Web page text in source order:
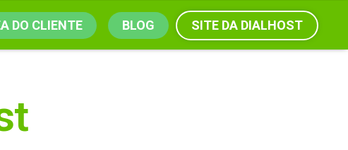
DO CLIENTE BLOG SITE DA DIALHOST